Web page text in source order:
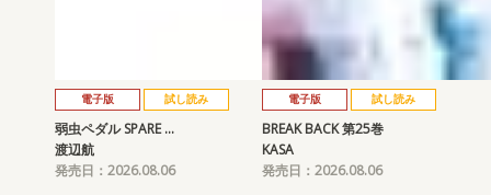
電子版 試し読み
弱虫ペダル SPARE …
渡辺航
発売日：2026.08.06
電子版 試し読み
BREAK BACK 第25巻
KASA
発売日：2026.08.06